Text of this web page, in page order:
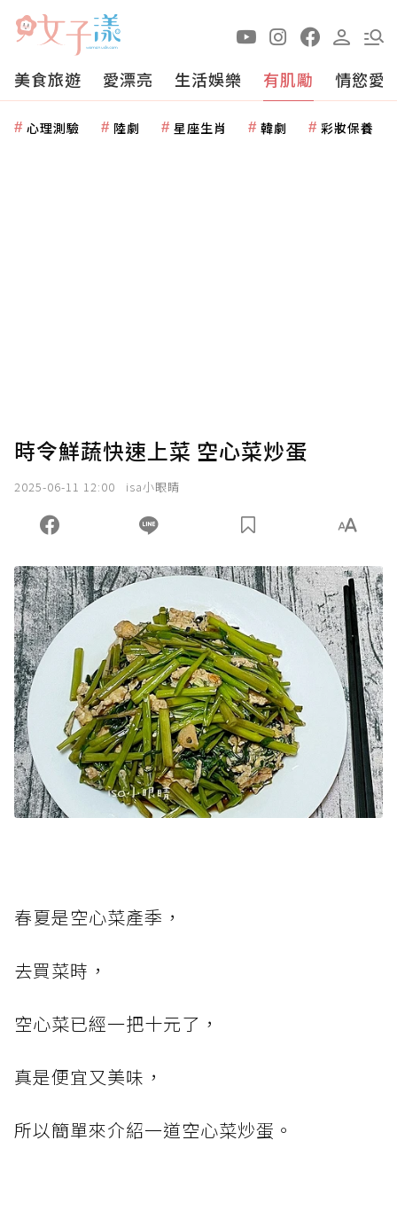
美食旅遊 愛漂亮 生活娛樂 有肌勵 情慾愛
心理測驗 陸劇 星座生肖 韓劇 彩妝保養
時令鮮蔬快速上菜 空心菜炒蛋
2025-06-11 12:00 isa小眼睛
春夏是空心菜產季，
去買菜時，
空心菜已經一把十元了，
真是便宜又美味，
所以簡單來介紹一道空心菜炒蛋。